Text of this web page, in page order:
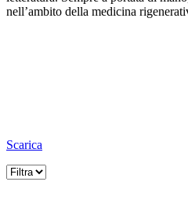
nell’ambito della medicina
Scarica